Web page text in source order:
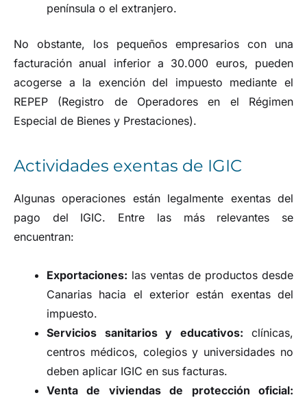
península o el extranjero.
No obstante, los pequeños empresarios con una
facturación anual inferior a 30.000 euros, pueden
acogerse a la exención del impuesto mediante el
REPEP (Registro de Operadores en el Régimen
Especial de Bienes y Prestaciones).
Actividades exentas de IGIC
Algunas operaciones están legalmente exentas del
pago del IGIC. Entre las más relevantes se
encuentran:
Exportaciones: las ventas de productos desde
Canarias hacia el exterior están exentas del
impuesto.
Servicios sanitarios y educativos: clínicas,
centros médicos, colegios y universidades no
deben aplicar IGIC en sus facturas.
Venta de viviendas de protección oficial: